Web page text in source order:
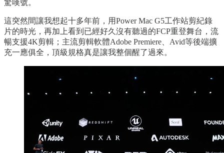
驚嘆號。
這突然間讓我想起十多年前，用Power Mac G5工作站剪紀錄
片的時光，再加上看到已經好久沒有聽過的FCP重登舞台，流
暢支援4K剪輯；主流剪輯軟體Adobe Premiere、Avid等後端擴
充一應俱全，頂級規格真是讓我整個醒了過來。